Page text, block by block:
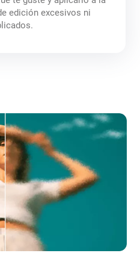
edición excesivos ni